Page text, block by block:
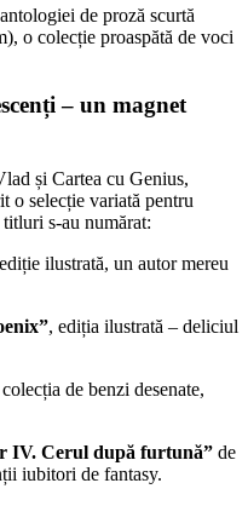
de proză scurtă
o colecție proaspătă de voci
– un magnet
și Cartea cu Genius,
o selecție variată pentru
s-au numărat:
ilustrată, un autor mereu
, ediția ilustrată – deliciul
de benzi desenate,
IV. Cerul după furtună” de
iubitori de fantasy.